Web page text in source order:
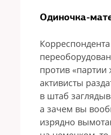
Одиночка-
против «партии
активисты
в штаб
а зачем вы
изрядно